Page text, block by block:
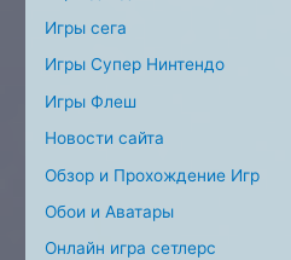
Игры сега
Игры Супер Нинтендо
Игры Флеш
Новости сайта
Обзор и Прохождение Игр
Обои и Аватары
Онлайн игра сетлерс